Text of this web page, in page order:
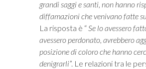
grandi saggi e santi, non hanno
diffamazioni che venivano fatte
La risposta è “Se lo avessero
avessero perdonato, avrebbero
posizione di coloro che hanno
denigrarli”. Le relazioni tra le